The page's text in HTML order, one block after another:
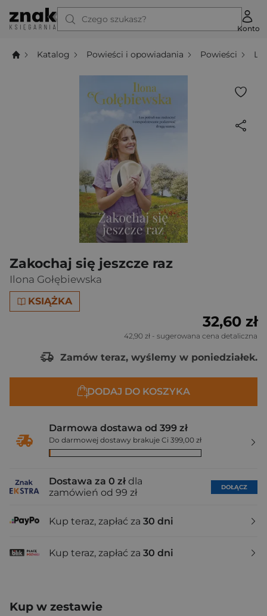
Czego szukasz?
Konto
Katalog Powieści i opowiadania Powieści
Zakochaj się jeszcze raz
Ilona Gołębiewska
KSIĄŻKA
32,60 zł
42,90 zł - sugerowana cena detaliczna
Zamów teraz, wyślemy w poniedziałek.
DODAJ DO KOSZYKA
Darmowa dostawa od 399 zł
Do darmowej dostawy brakuje Ci 399,00 zł
Dostawa za 0 zł dla
zamówień od 99 zł
DOŁĄCZ
Kup teraz, zapłać za 30 dni
Kup teraz, zapłać za 30 dni
Kup w zestawie